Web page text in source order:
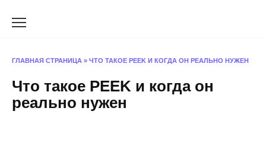
ГЛАВНАЯ СТРАНИЦА » ЧТО ТАКОЕ PEEK И КОГДА ОН РЕАЛЬНО НУЖЕН
Что такое PEEK и когда он
реально нужен